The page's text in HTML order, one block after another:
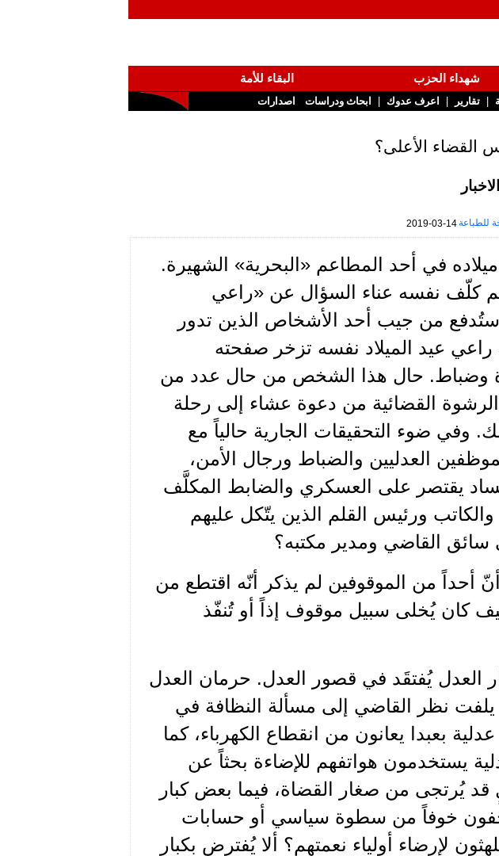
شهداء الحزب
البقاء للأمة
| تقارير | اعرف عدوك | ابحاث ودراسات اصدارات
القضاء الأعلى؟
للطباعة2019-03-14
في أحد المطاعم «البحرية» الشهيرة.
٨٠ قاضياً. أحدهم كلّف نفسه عناء السؤال عن «راعي
من جيب أحد الأشخاص الذين تدور
عيد الميلاد نفسه تزخر صفحته
وضباط. حال هذا الشخص من حال عدد من
القضائية من دعوة عشاء إلى رحلة
وفي ضوء التحقيقات الجارية حالياً مع
العدليين والضباط ورجال الأمن،
يقتصر على العسكري والضابط المكلَّف
والكاتب ورئيس القلم الذين يتّكل عليهم
سائق القاضي ومدير مكتبه؟
من الموقوفين لم يذكر أنّه اقتطع من
كان يُخلى سبيل موقوف إذاً أو تُنفّذ
العدل يُفتقَد في قصور العدل. حرمان العدل
يلفت نظر القاضي إلى مسألة النظافة في
بعبدا يعانون من انقطاع الكهرباء، كما
يستخدمون هواتفهم للإضاءة بحثاً عن
قد يُرتجى من صغار القضاة، فيما بعض كبار
خوفاً من سطوة سياسي أو حسابات
لإرضاء أولياء نعمتهم؟ ألا يُفترض بكبار